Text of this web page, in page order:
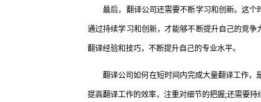
最后，翻译公司还需要不断学习和创新。这个
通过持续学习和创新，才能够不断提升自己的竞
翻译经验和技巧，不断提升自己的专业水平。
翻译公司如何在短时间内完成大量翻译工作，
提高翻译工作的效率，注重对细节的把握;还需要